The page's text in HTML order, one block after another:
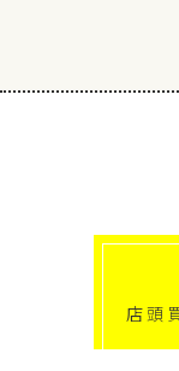
店頭